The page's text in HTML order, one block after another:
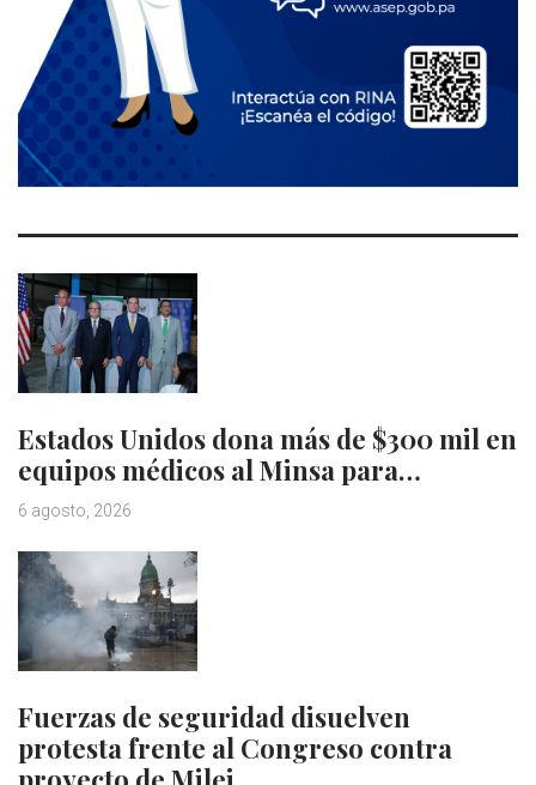
Estados Unidos dona más de $300 mil en
equipos médicos al Minsa para…
6 agosto, 2026
Fuerzas de seguridad disuelven
protesta frente al Congreso contra